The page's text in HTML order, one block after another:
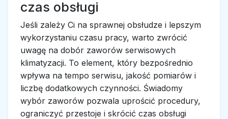
czas obsługi
Jeśli zależy Ci na sprawnej obsłudze i lepszym
wykorzystaniu czasu pracy, warto zwrócić
uwagę na dobór zaworów serwisowych
klimatyzacji. To element, który bezpośrednio
wpływa na tempo serwisu, jakość pomiarów i
liczbę dodatkowych czynności. Świadomy
wybór zaworów pozwala uprościć procedury,
ograniczyć przestoje i skrócić czas obsługi